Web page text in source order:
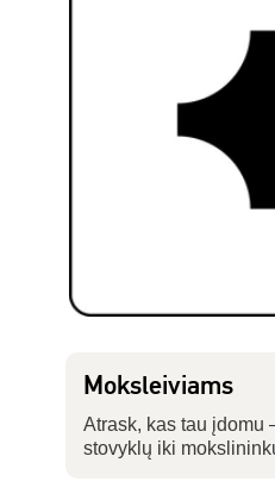
Moksleiviams
Atrask, kas tau įdomu
stovyklų iki